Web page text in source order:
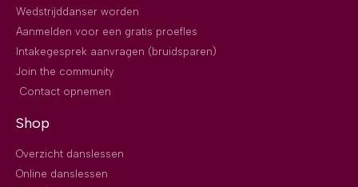
Wedstrijddanser worden
Aanmelden voor een gratis proefles
Intakegesprek aanvragen (bruidsparen)
Join the community
Contact opnemen
Shop
Overzicht danslessen
Online danslessen